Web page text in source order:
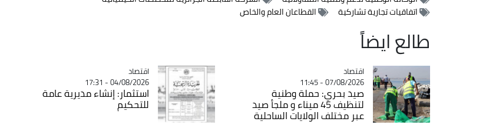
اتفاقيات تجارية تشاركية
القطاعان العام والخاص
طالع ايضاً
Catégorie
اقتصاد
07/08/2026 - 11:45
صيد بحري: حملة وطنية
لتنظيف 45 ميناء و ملجأ صيد
عبر مختلف الولايات الساحلية
Catégorie
اقتصاد
04/08/2026 - 17:31
استثمار: إنشاء مديرية عامة
للتحكيم